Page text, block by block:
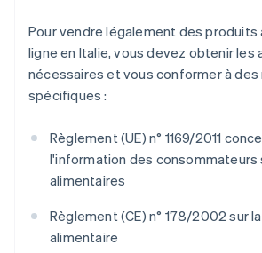
Pour vendre légalement des produits
ligne en Italie, vous devez obtenir les
nécessaires et vous conformer à
spécifiques :
Règlement (UE) n° 1169/2011
l'information des consommateurs
alimentaires
Règlement (CE) n° 178/2002 sur
alimentaire